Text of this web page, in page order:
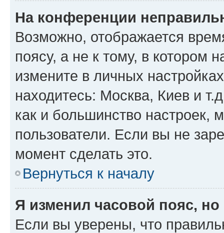
На конференции
Возможно, отображается
поясу, а не к тому, в котором
измените в личных
находитесь: Москва, Киев и
как и большинство настроек,
пользователи. Если вы не
момент сделать это.
Вернуться к началу
Я изменил часовой пояс,
Если вы уверены, что